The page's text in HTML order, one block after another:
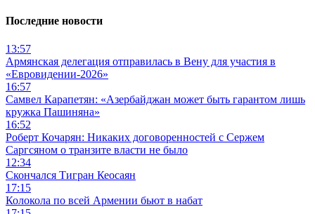
Последние новости
13:57
Армянская делегация отправилась в Вену для участия в
«Евровидении-2026»
16:57
Самвел Карапетян: «Азербайджан может быть гарантом лишь
кружка Пашиняна»
16:52
Роберт Кочарян: Никаких договоренностей с Сержем
Саргсяном о транзите власти не было
12:34
Скончался Тигран Кеосаян
17:15
Колокола по всей Армении бьют в набат